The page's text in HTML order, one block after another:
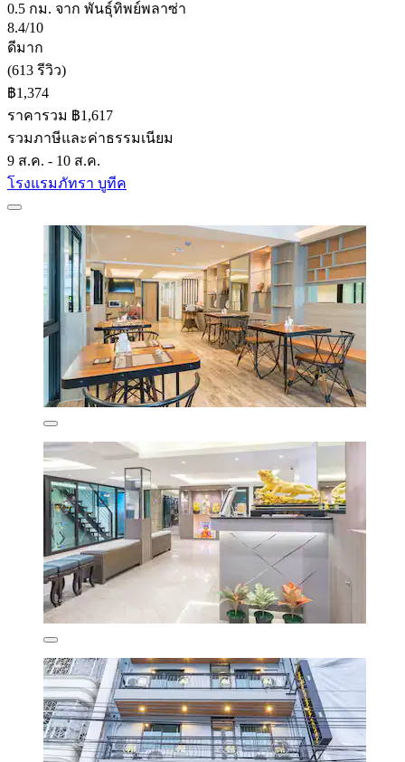
0.5 กม. จาก พันธุ์ทิพย์พลาซ่า
8.4/10
ดีมาก
(613 รีวิว)
฿1,374
ราคารวม ฿1,617
รวมภาษีและค่าธรรมเนียม
9 ส.ค. - 10 ส.ค.
โรงแรมภัทรา บูทีค